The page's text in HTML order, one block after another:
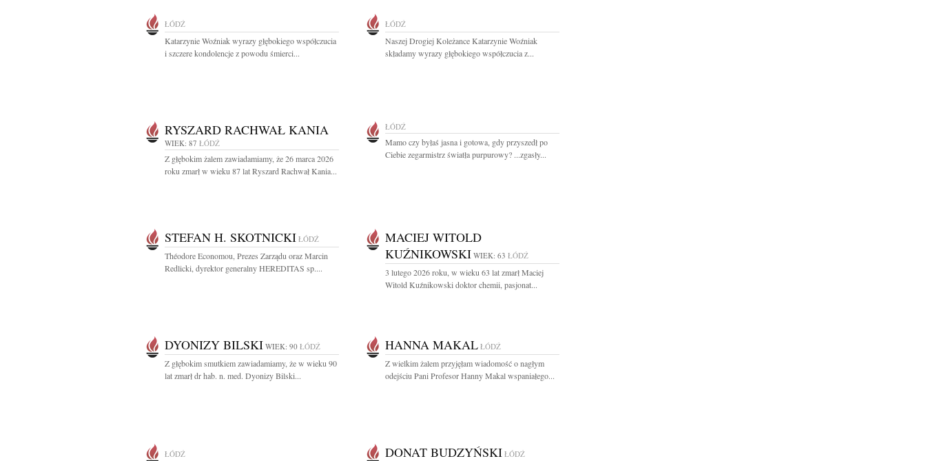
ŁÓDŹ
Katarzynie Woźniak wyrazy głębokiego współczucia
i szczere kondolencje z powodu śmierci...
ŁÓDŹ
Naszej Drogiej Koleżance Katarzynie Woźniak
składamy wyrazy głębokiego współczucia z...
RYSZARD RACHWAŁ KANIA
WIEK: 87 ŁÓDŹ
Z głębokim żalem zawiadamiamy, że 26 marca 2026
roku zmarł w wieku 87 lat Ryszard Rachwał Kania...
ŁÓDŹ
Mamo czy byłaś jasna i gotowa, gdy przyszedł po
Ciebie zegarmistrz światła purpurowy? ...zgasły...
STEFAN H. SKOTNICKI ŁÓDŹ
Théodore Economou, Prezes Zarządu oraz Marcin
Redlicki, dyrektor generalny HEREDITAS sp....
MACIEJ WITOLD
KUŹNIKOWSKI WIEK: 63 ŁÓDŹ
3 lutego 2026 roku, w wieku 63 lat zmarł Maciej
Witold Kuźnikowski doktor chemii, pasjonat...
DYONIZY BILSKI WIEK: 90 ŁÓDŹ
Z głębokim smutkiem zawiadamiamy, że w wieku 90
lat zmarł dr hab. n. med. Dyonizy Bilski...
HANNA MAKAL ŁÓDŹ
Z wielkim żalem przyjęłam wiadomość o nagłym
odejściu Pani Profesor Hanny Makal wspaniałego...
ŁÓDŹ DONAT BUDZYŃSKI ŁÓDŹ